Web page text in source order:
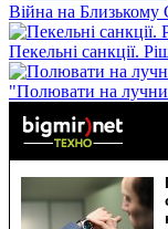
Війна на Близькому
Пекельні санкції.
"Полювати на